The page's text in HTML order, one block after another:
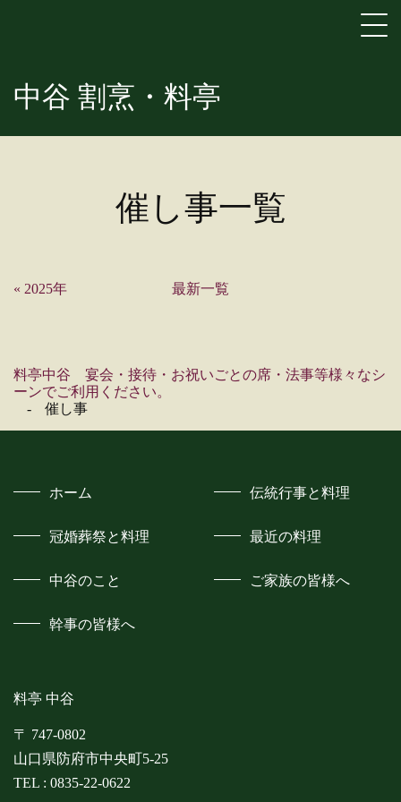
中谷 割烹・料亭
催し事一覧
« 2025年 最新一覧
料亭中谷 宴会・接待・お祝いごとの席・法事等様々なシ
ーンでご利用ください。
催し事
ホーム 伝統行事と料理
冠婚葬祭と料理 最近の料理
中谷のこと ご家族の皆様へ
幹事の皆様へ
料亭 中谷
〒 747-0802
山口県防府市中央町5-25
TEL : 0835-22-0622